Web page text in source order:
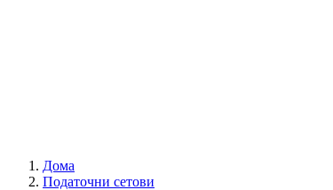
Дома
Податочни сетови